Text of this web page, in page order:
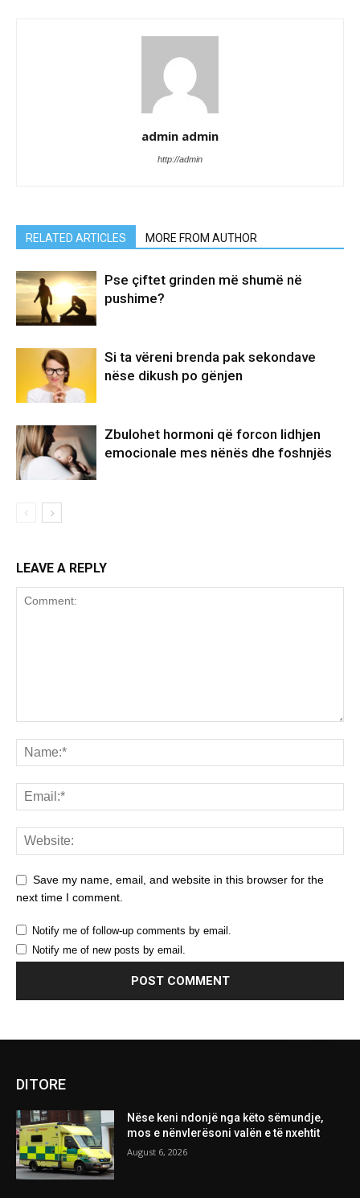
admin admin
http://admin
RELATED ARTICLES MORE FROM AUTHOR
Pse çiftet grinden më shumë në
pushime?
Si ta vëreni brenda pak sekondave
nëse dikush po gënjen
Zbulohet hormoni që forcon lidhjen
emocionale mes nënës dhe foshnjës
LEAVE A REPLY
Save my name, email, and website in this browser for the
next time I comment.
Notify me of follow-up comments by email.
Notify me of new posts by email.
DITORE
Nëse keni ndonjë nga këto sëmundje,
mos e nënvlerësoni valën e të nxehtit
August 6, 2026